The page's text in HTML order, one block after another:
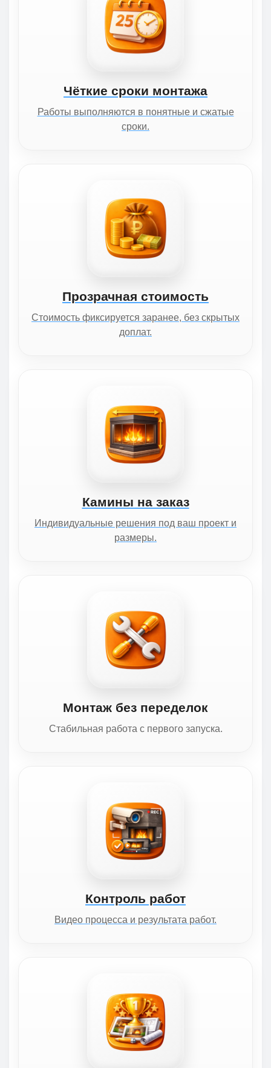
Чёткие сроки монтажа
Работы выполняются в понятные и сжатые
сроки.
Прозрачная стоимость
Стоимость фиксируется заранее, без скрытых
доплат.
Камины на заказ
Индивидуальные решения под ваш проект и
размеры.
Монтаж без переделок
Стабильная работа с первого запуска.
Контроль работ
Видео процесса и результата работ.